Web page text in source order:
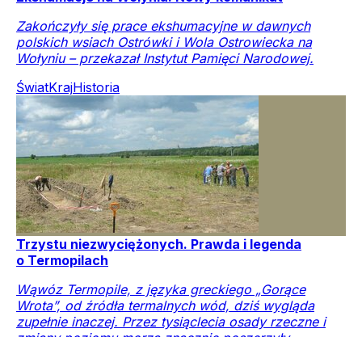
Zakończyły się prace ekshumacyjne w dawnych
polskich wsiach Ostrówki i Wola Ostrowiecka na
Wołyniu – przekazał Instytut Pamięci Narodowej.
ŚwiatKrajHistoria
Trzystu niezwyciężonych. Prawda i legenda
o Termopilach
Wąwóz Termopile, z języka greckiego „Gorące
Wrota”, od źródła termalnych wód, dziś wygląda
zupełnie inaczej. Przez tysiąclecia osady rzeczne i